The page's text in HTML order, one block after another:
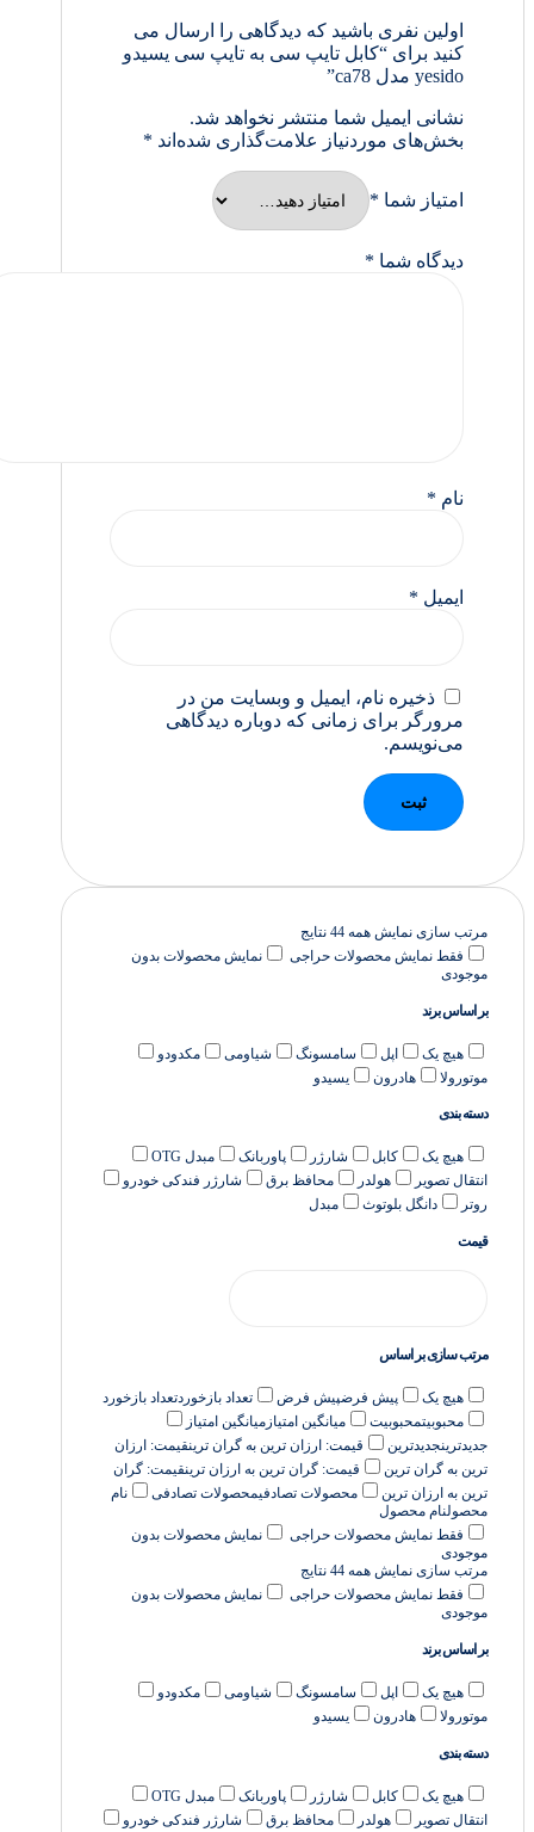
اولین نفری باشید که دیدگاهی را ارسال می
کنید برای “کابل تایپ سی به تایپ سی یسیدو
yesido مدل ca78”
نشانی ایمیل شما منتشر نخواهد شد.
بخش‌های موردنیاز علامت‌گذاری شده‌اند *
امتیاز شما *
دیدگاه شما *
نام *
ایمیل *
ذخیره نام، ایمیل و وبسایت من در
مرورگر برای زمانی که دوباره دیدگاهی
می‌نویسم.
مرتب سازی نمایش همه 44 نتایج
فقط نمایش محصولات حراجی
نمایش محصولات بدون
موجودی
بر اساس برند
هیچ یک اپل سامسونگ شیاومی
مکدودو
موتورولا
هادرون یسیدو
دسته بندی
هیچ یک کابل شارژر پاوربانک
مبدل OTG
انتقال تصویر
هولدر محافظ برق
شارژر فندکی خودرو
روتر
دانگل بلوتوث مبدل
قیمت
مرتب سازی بر اساس
هیچ یک پیش فرضپیش فرض تعداد بازخوردتعداد بازخورد
محبوبیتمحبوبیت میانگین امتیاز میانگین امتیاز
جدیدترینجدیدترین قیمت: ارزان ترین به گران ترینقیمت: ارزان
ترین به گران ترین
قیمت: گران ترین به ارزان ترینقیمت: گران
ترین به ارزان ترین
محصولات تصادفیمحصولات تصادفی
نام
محصولنام محصول
فقط نمایش محصولات حراجی
نمایش محصولات بدون
موجودی
مرتب سازی نمایش همه 44 نتایج
فقط نمایش محصولات حراجی
نمایش محصولات بدون
موجودی
بر اساس برند
هیچ یک اپل سامسونگ شیاومی
مکدودو
موتورولا
هادرون یسیدو
دسته بندی
هیچ یک کابل شارژر پاوربانک
مبدل OTG
انتقال تصویر
هولدر محافظ برق
شارژر فندکی خودرو